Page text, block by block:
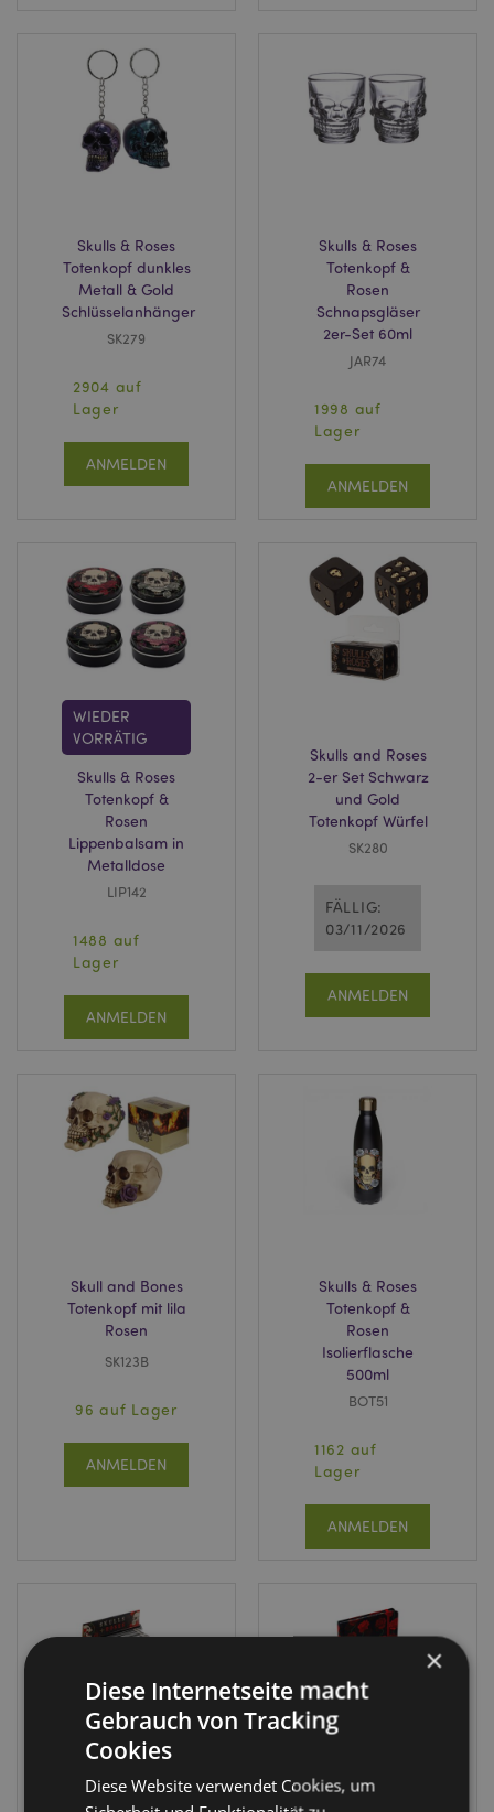
Skulls & Roses
Totenkopf dunkles
Metall & Gold
Schlüsselanhänger
SK279
2904 auf
Lager
ANMELDEN
Skulls & Roses
Totenkopf &
Rosen
Schnapsgläser
2er-Set 60ml
JAR74
1998 auf
Lager
ANMELDEN
WIEDER
VORRÄTIG
Skulls & Roses
Totenkopf &
Rosen
Lippenbalsam in
Metalldose
LIP142
1488 auf
Lager
ANMELDEN
Skulls and Roses
2-er Set Schwarz
und Gold
Totenkopf Würfel
SK280
FÄLLIG:
03/11/2026
ANMELDEN
Skull and Bones
Totenkopf mit lila
Rosen
SK123B
96 auf Lager
ANMELDEN
Skulls & Roses
Totenkopf &
Rosen
Isolierflasche
500ml
BOT51
1162 auf
Lager
ANMELDEN
Skulls & Roses
Skulls & Roses
×
Diese Internetseite macht
Gebrauch von Tracking
Cookies
Diese Website verwendet Cookies, um